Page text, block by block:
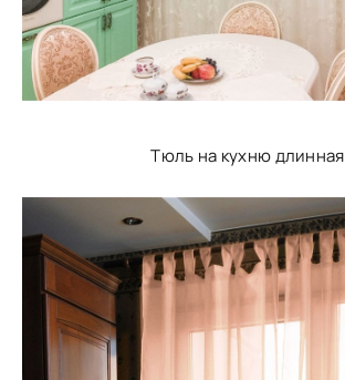
Тюль на кухню длинная